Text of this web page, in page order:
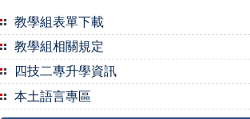
教學組表單下載
教學組相關規定
四技二專升學資訊
本土語言專區